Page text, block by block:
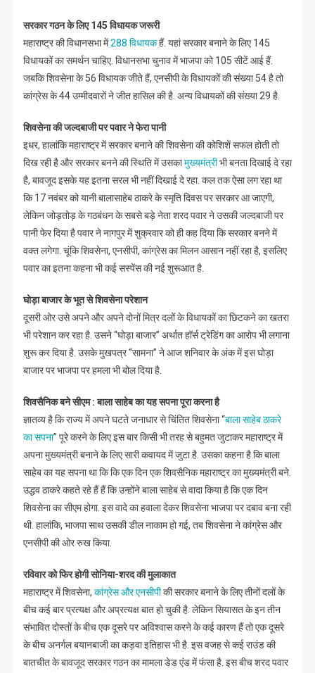
सरकार गठन के लिए 145 विधायक जरूरी
महाराष्ट्र की विधानसभा में288 विधायकहैं. यहां सरकार बनाने के लिए 145
विधायकों का समर्थन चाहिए. विधानसभा चुनाव में भाजपा को 105 सीटें आई हैं.
जबकि शिवसेना के 56 विधायक जीते हैं, एनसीपी के विधायकों की संख्या 54 है तो
कांग्रेस के 44 उम्मीदवारों ने जीत हासिल की है. अन्य विधायकों की संख्या 29 है.
शिवसेना की जल्दबाजी पर पवार ने फेरा पानी
इधर, हालांकि महाराष्ट्र में सरकार बनाने की शिवसेना की कोशिशें सफल होती तो
दिख रही है और सरकार बनने की स्थिति में उसकामुख्यमंत्रीभी बनता दिखाई दे रहा
है, बावजूद इसके यह इतना सरल भी नहीं दिखाई दे रहा. कल तक ऐसा लग रहा था
कि 17 नवंबर को यानी बालासाहेब ठाकरे के स्मृति दिवस पर सरकार आ जाएगी,
लेकिन जोड़तोड़ के गठबंधन के सबसे बड़े नेता शरद पवार ने उसकी जल्दबाजी पर
पानी फेर दिया है पवार ने नागपुर में शुक्रवार को ही कह दिया कि सरकार बनने में
वक्त लगेगा. चूंकि शिवसेना, एनसीपी, कांग्रेस का मिलन आसान नहीं रहा है, इसलिए
पवार का इतना कहना भी कई सस्पेंस की नई शुरूआत है.
घोड़ा बाजार के भूत से शिवसेना परेशान
दूसरी ओर उसे अपने और अपने दोनों मित्र दलों के विधायकों का छिटकने का खतरा
भी परेशान कर रहा है. उसने “घोड़ा बाजार” अर्थात हॉर्स ट्रेडिंग का आरोप भी लगाना
शुरू कर दिया है. उसके मुखपत्र “सामना” ने आज शनिवार के अंक में इस घोड़ा
बाजार पर भाजपा पर हमला भी बोल दिया है.
शिवसैनिक बने सीएम : बाला साहेब का यह सपना पूरा करना है
ज्ञातव्य है कि राज्य में अपने घटते जनाधार से चिंतित शिवसेना “बाला साहेब ठाकरे
का सपना” पूरे करने के लिए इस बार किसी भी तरह से बहुमत जुटाकर महाराष्ट्र में
अपना मुख्यमंत्री बनाने के लिए सारी कवायद में जुटा है. उसका कहना है कि बाला
साहेब का यह सपना था कि कि एक दिन एक शिवसैनिक महाराष्ट्र का मुख्यमंत्री बने.
उद्धव ठाकरे कहते रहे हैं हैं कि उन्होंने बाला साहेब से वादा किया है कि एक दिन
शिवसेना का सीएम होगा. इस वादे का हवाला देकर शिवसेना भाजपा पर दबाव बना रही
थी. हालांकि, भाजपा साथ उसकी डील नाकाम हो गई, तब शिवसेना ने कांग्रेस और
एनसीपी की ओर रुख किया.
रविवार को फिर होगी सोनिया-शरद की मुलाकात
महाराष्ट्र में शिवसेना, कांग्रेस और एनसीपीकी सरकार बनाने के लिए तीनों दलों के
बीच कई बार प्रत्यक्ष और अप्रत्यक्ष बात हो चुकी है. लेकिन सियासत के इन तीन
संभावित दोस्तों के बीच एक दूसरे पर अविश्वास करने के कई कारण हैं तो एक दूसरे
के बीच अनर्गल बयानबाजी का कड़वा इतिहास भी है. इस वजह से कई राउंड की
बातचीत के बावजूद सरकार गठन का मामला डेड एंड में फंसा है. इस बीच शरद पवार